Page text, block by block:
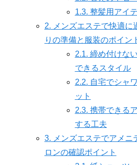
1.3. 整髪用アイ
2. メンズエステで快適に
りの準備と服装のポイン
2.1. 締め付けな
できるスタイル
2.2. 自宅でシャ
ット
2.3. 携帯できる
する工夫
3. メンズエステでアメニ
ロンの確認ポイント